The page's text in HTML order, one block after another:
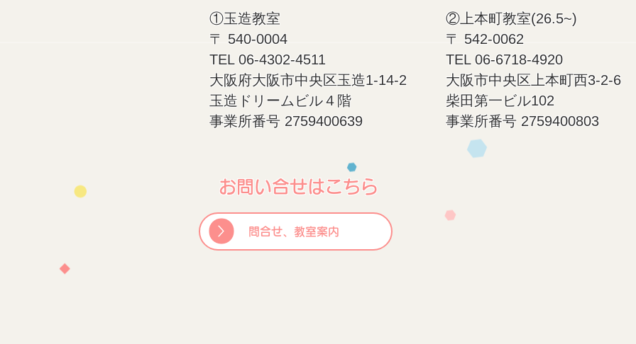
①玉造教室
〒 540-0004
​TEL 06-4302-4511
大阪府大阪市中央区玉造1-14-2
​玉造ドリームビル４階
​事業所番号 2759400639
②上本町教室(26.5~)
〒 542-0062
​TEL 06-6718-4920
大阪市中央区上本町西3-2-6
柴田第一ビル102
事業所番号 2759400803
お問い合せはこちら
問合せ、教室案内